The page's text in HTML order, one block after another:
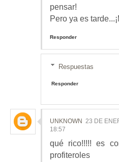
pensar!
Pero ya es
Responder
Respuestas
Responder
UNKNOWN 23 DE
18:57
qué rico!!!!! es